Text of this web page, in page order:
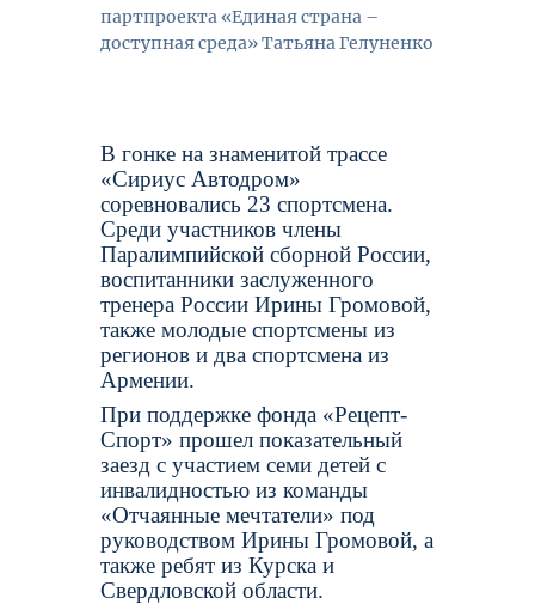
партпроекта «Единая страна –
доступная среда» Татьяна Гелуненко
В гонке на знаменитой трассе
«Сириус Автодром»
соревновались 23 спортсмена.
Среди участников члены
Паралимпийской сборной России,
воспитанники заслуженного
тренера России Ирины Громовой,
также молодые спортсмены из
регионов и два спортсмена из
Армении.
При поддержке фонда «Рецепт-
Спорт» прошел показательный
заезд с участием семи детей с
инвалидностью из команды
«Отчаянные мечтатели» под
руководством Ирины Громовой, а
также ребят из Курска и
Свердловской области.